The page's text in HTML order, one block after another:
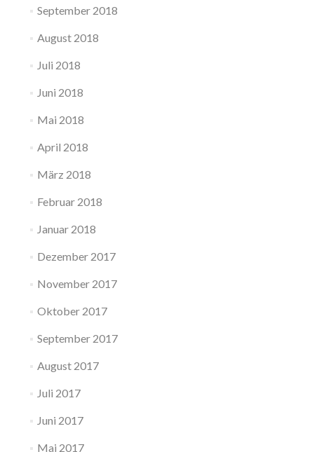
September 2018
August 2018
Juli 2018
Juni 2018
Mai 2018
April 2018
März 2018
Februar 2018
Januar 2018
Dezember 2017
November 2017
Oktober 2017
September 2017
August 2017
Juli 2017
Juni 2017
Mai 2017